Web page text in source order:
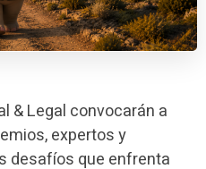
& Legal convocarán a
expertos y
desafíos que enfrenta